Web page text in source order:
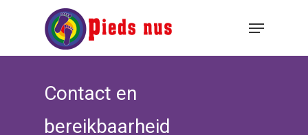
Hit enter to search or ESC to close
Contact en
bereikbaarheid